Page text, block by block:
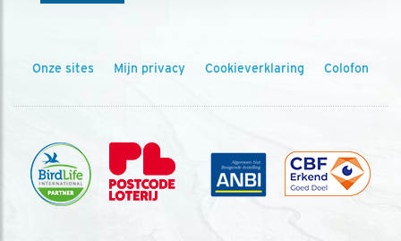
Onze sites Mijn privacy Cookieverklaring Colofon